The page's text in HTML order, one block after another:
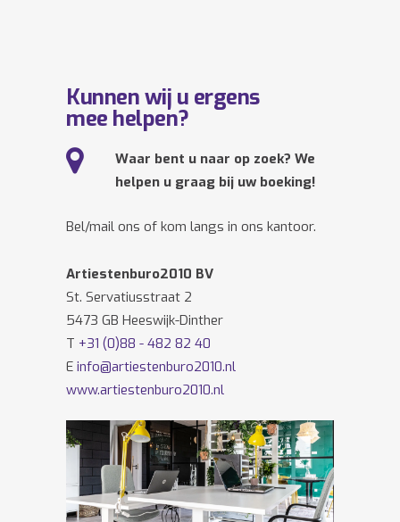
Kunnen wij u ergens
mee helpen?
Waar bent u naar op zoek? We
helpen u graag bij uw boeking!
Bel/mail ons of kom langs in ons kantoor.
Artiestenburo2010 BV
St. Servatiusstraat 2
5473 GB Heeswijk-Dinther
T +31 (0)88 - 482 82 40
E info@artiestenburo2010.nl
www.artiestenburo2010.nl
Volg ons ook opFacebookenTwitter